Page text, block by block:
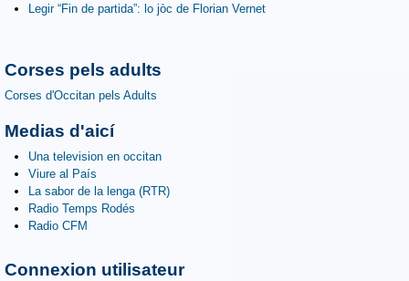
Legir “Fin de partida”: lo jòc de Florian Vernet
Corses pels adults
Corses d'Occitan pels Adults
Medias d'aicí
Una television en occitan
Viure al País
La sabor de la lenga (RTR)
Radio Temps Rodés
Radio CFM
Connexion utilisateur